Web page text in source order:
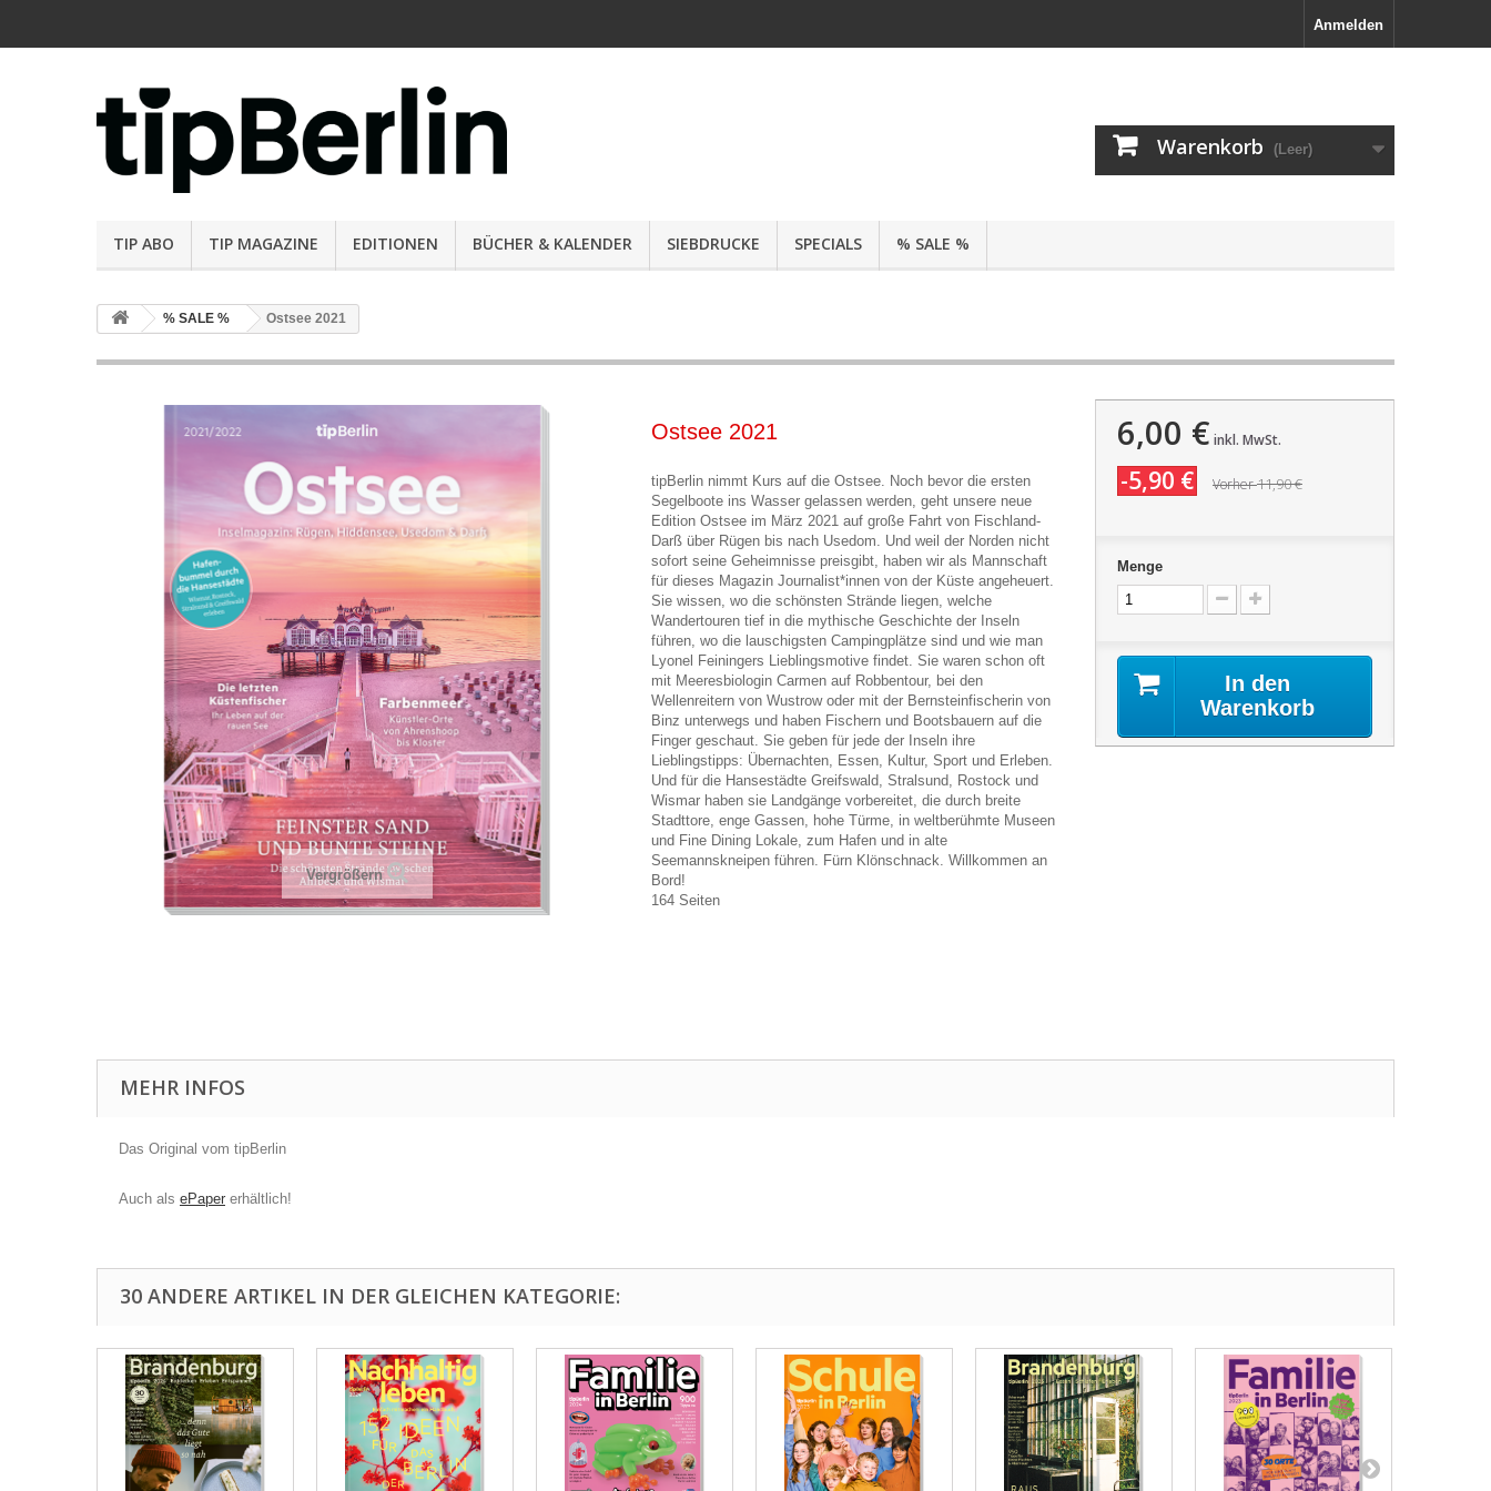
Anmelden
Warenkorb (Leer)
TIP ABO TIP MAGAZINE EDITIONEN BÜCHER & KALENDER SIEBDRUCKE SPECIALS % SALE %
% SALE % Ostsee 2021
Vergrößern
Ostsee 2021
tipBerlin nimmt Kurs auf die Ostsee. Noch bevor die ersten
Segelboote ins Wasser gelassen werden, geht unsere neue
Edition Ostsee im März 2021 auf große Fahrt von Fischland-
Darß über Rügen bis nach Usedom. Und weil der Norden nicht
sofort seine Geheimnisse preisgibt, haben wir als Mannschaft
für dieses Magazin Journalist*innen von der Küste angeheuert.
Sie wissen, wo die schönsten Strände liegen, welche
Wandertouren tief in die mythische Geschichte der Inseln
führen, wo die lauschigsten Campingplätze sind und wie man
Lyonel Feiningers Lieblingsmotive findet. Sie waren schon oft
mit Meeresbiologin Carmen auf Robbentour, bei den
Wellenreitern von Wustrow oder mit der Bernsteinfischerin von
Binz unterwegs und haben Fischern und Bootsbauern auf die
Finger geschaut. Sie geben für jede der Inseln ihre
Lieblingstipps: Übernachten, Essen, Kultur, Sport und Erleben.
Und für die Hansestädte Greifswald, Stralsund, Rostock und
Wismar haben sie Landgänge vorbereitet, die durch breite
Stadttore, enge Gassen, hohe Türme, in weltberühmte Museen
und Fine Dining Lokale, zum Hafen und in alte
Seemannskneipen führen. Fürn Klönschnack. Willkommen an
Bord!
164 Seiten
6,00 € inkl. MwSt.
-5,90 € Vorher11,90 €
Menge
In den
Warenkorb
MEHR INFOS
Das Original vom tipBerlin
Auch als ePaper erhältlich!
30 ANDERE ARTIKEL IN DER GLEICHEN KATEGORIE: